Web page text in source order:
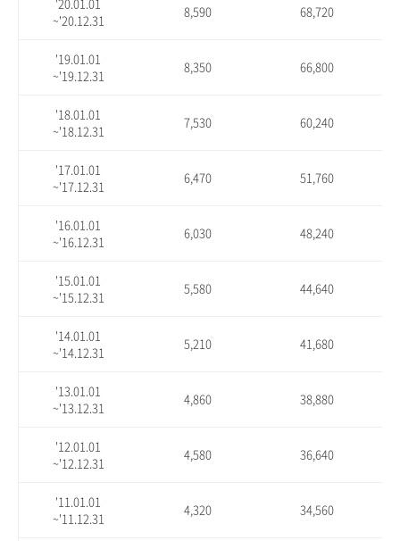
~'20.12.31
8,590 68,720
'19.01.01
~'19.12.31
8,350 66,800
'18.01.01
~'18.12.31
7,530 60,240
'17.01.01
~'17.12.31
6,470 51,760
'16.01.01
~'16.12.31
6,030 48,240
'15.01.01
~'15.12.31
5,580 44,640
'14.01.01
~'14.12.31
5,210 41,680
'13.01.01
~'13.12.31
4,860 38,880
'12.01.01
~'12.12.31
4,580 36,640
'11.01.01
~'11.12.31
4,320 34,560